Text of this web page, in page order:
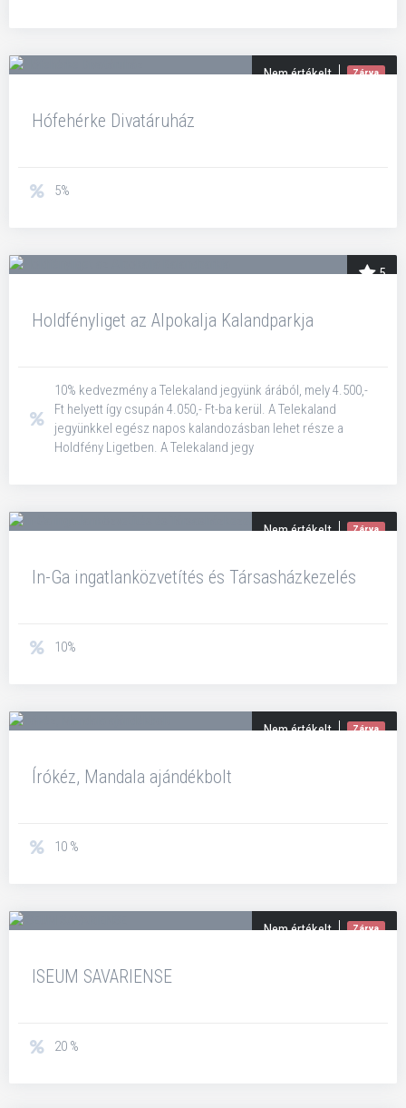
Nem értékelt Zárva
Hófehérke Divatáruház
5%
5
Holdfényliget az Alpokalja Kalandparkja
10% kedvezmény a Telekaland jegyünk árából, mely 4.500,-
Ft helyett így csupán 4.050,- Ft-ba kerül. A Telekaland
jegyünkkel egész napos kalandozásban lehet része a
Holdfény Ligetben. A Telekaland jegy
Nem értékelt Zárva
In-Ga ingatlanközvetítés és Társasházkezelés
10%
Nem értékelt Zárva
Írókéz, Mandala ajándékbolt
10 %
Nem értékelt Zárva
ISEUM SAVARIENSE
20 %